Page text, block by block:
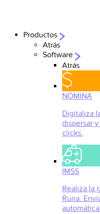
Productos
Atrás
Software
Atrás
NÓMINA
Digitaliza
dispersar
clicks.
IMSS
Realiza la
Runa.